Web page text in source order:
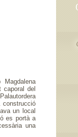
del
construcció
un local
es portà a
una